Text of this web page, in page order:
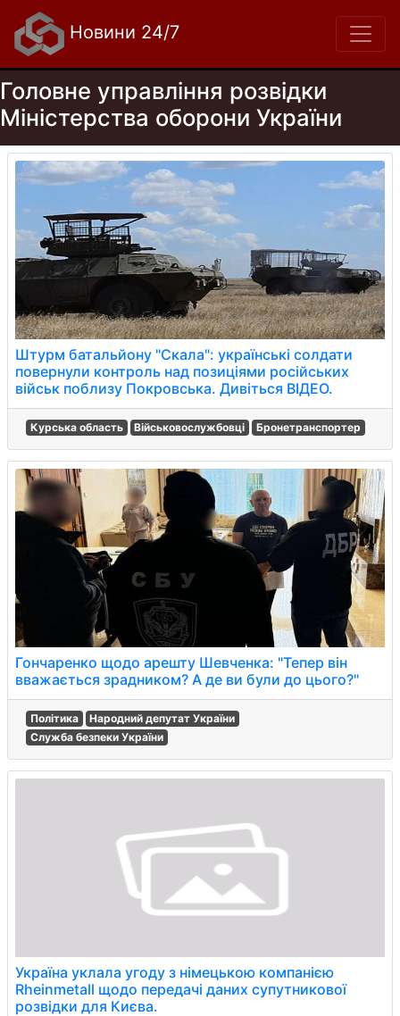
Новини 24/7
Головне управління розвідки
Міністерства оборони України
Штурм батальйону "Скала": українські солдати
повернули контроль над позиціями російських
військ поблизу Покровська. Дивіться ВІДЕО.
Курська область Військовослужбовці Бронетранспортер
Гончаренко щодо арешту Шевченка: "Тепер він
вважається зрадником? А де ви були до цього?"
Політика
Народний депутат України
Служба безпеки України
Україна уклала угоду з німецькою компанією
Rheinmetall щодо передачі даних супутникової
розвідки для Києва.